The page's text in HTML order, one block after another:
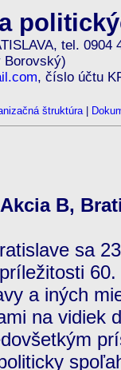
tel. 0904
Borovský)
, číslo účtu
štruktúra|
B,
sa
a iných
na vidiek